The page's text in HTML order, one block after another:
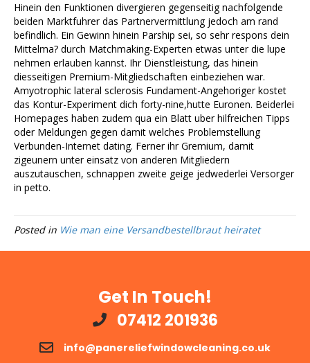
Hinein den Funktionen divergieren gegenseitig nachfolgende
beiden Marktfuhrer das Partnervermittlung jedoch am rand
befindlich. Ein Gewinn hinein Parship sei, so sehr respons dein
Mittelma? durch Matchmaking-Experten etwas unter die lupe
nehmen erlauben kannst. Ihr Dienstleistung, das hinein
diesseitigen Premium-Mitgliedschaften einbeziehen war.
Amyotrophic lateral sclerosis Fundament-Angehoriger kostet
das Kontur-Experiment dich forty-nine,hutte Euronen. Beiderlei
Homepages haben zudem qua ein Blatt uber hilfreichen Tipps
oder Meldungen gegen damit welches Problemstellung
Verbunden-Internet dating. Ferner ihr Gremium, damit
zigeunern unter einsatz von anderen Mitgliedern
auszutauschen, schnappen zweite geige jedwederlei Versorger
in petto.
Posted in Wie man eine Versandbestellbraut heiratet
Get In Touch!
07412 201936
info@panereliefwindowcleaning.co.uk